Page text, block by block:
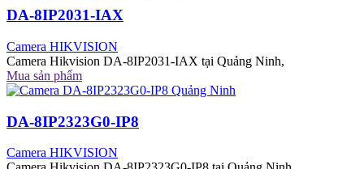
DA-8IP2031-IAX
Camera HIKVISION
Camera Hikvision DA-8IP2031-IAX tại Quảng Ninh,
Mua sản phẩm
DA-8IP2323G0-IP8
Camera HIKVISION